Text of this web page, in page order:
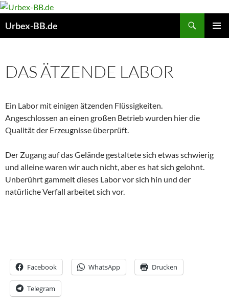
Urbex-BB.de
DAS ÄTZENDE LABOR
Ein Labor mit einigen ätzenden Flüssigkeiten.
Angeschlossen an einen großen Betrieb wurden hier die
Qualität der Erzeugnisse überprüft.
Der Zugang auf das Gelände gestaltete sich etwas schwierig
und alleine waren wir auch nicht, aber es hat sich gelohnt.
Unberührt gammelt dieses Labor vor sich hin und der
natürliche Verfall arbeitet sich vor.
Facebook WhatsApp Drucken
Telegram